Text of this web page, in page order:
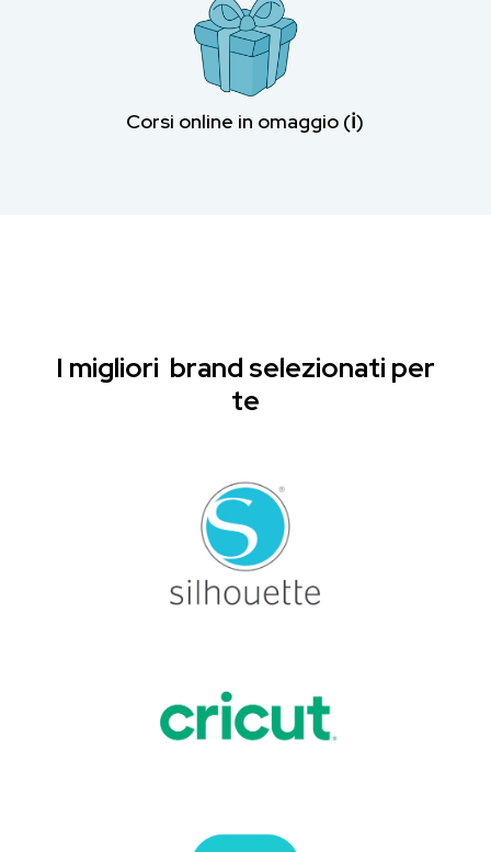
Corsi online in omaggio (ℹ︎)
I migliori brand selezionati per
te